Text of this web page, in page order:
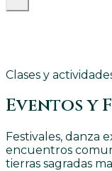
Clases y
Eventos y
Festivales, danza
encuentros
tierras sagradas